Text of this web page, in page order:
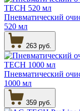
Пневматический
520 мл
263 руб.
Пневматический
1000 мл
359 руб.